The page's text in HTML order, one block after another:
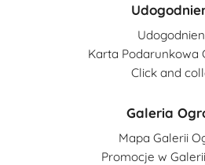
Karta Podarunkowa
Click and
Galeria
Mapa Galerii
Promocje w